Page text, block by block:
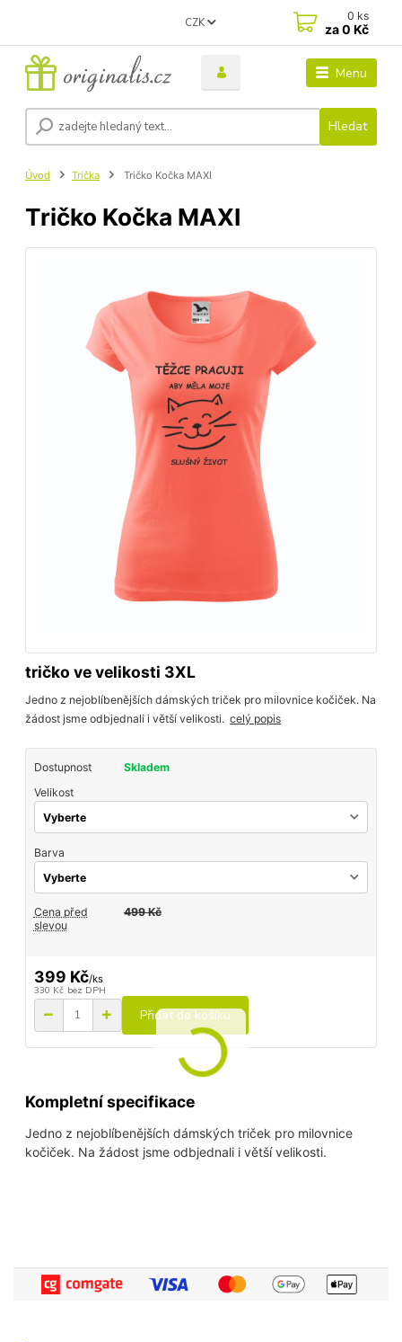
Menu
CZK
Hledat
0 ks
za0 Kč
Úvod Trička Tričko Kočka MAXI
Tričko Kočka MAXI
tričko ve velikosti 3XL
Jedno z nejoblíbenějších dámských triček pro milovnice kočiček. Na
žádost jsme odbjednali i větší velikosti.celý popis
Dostupnost
Skladem
Velikost
Barva
Cena před
slevou
499 Kč
399 Kč/ks
330 Kč bez DPH
Přidat do košíku
Kompletní specifikace
Jedno z nejoblíbenějších dámských triček pro milovnice
kočiček. Na žádost jsme odbjednali i větší velikosti.